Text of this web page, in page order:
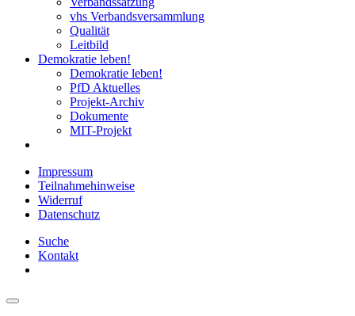
vhs Verbandsversammlung
Qualität
Leitbild
Demokratie leben!
Demokratie leben!
PfD Aktuelles
Projekt-Archiv
Dokumente
MIT-Projekt
Impressum
Teilnahmehinweise
Widerruf
Datenschutz
Suche
Kontakt